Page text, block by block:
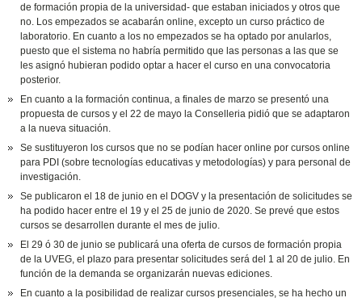
de formación propia de la universidad- que estaban iniciados y otros que
no. Los empezados se acabarán online, excepto un curso práctico de
laboratorio. En cuanto a los no empezados se ha optado por anularlos,
puesto que el sistema no habría permitido que las personas a las que se
les asignó hubieran podido optar a hacer el curso en una convocatoria
posterior.
En cuanto a la formación continua, a finales de marzo se presentó una
propuesta de cursos y el 22 de mayo la Conselleria pidió que se adaptaron
a la nueva situación.
Se sustituyeron los cursos que no se podían hacer online por cursos online
para PDI (sobre tecnologías educativas y metodologías) y para personal de
investigación.
Se publicaron el 18 de junio en el DOGV y la presentación de solicitudes se
ha podido hacer entre el 19 y el 25 de junio de 2020. Se prevé que estos
cursos se desarrollen durante el mes de julio.
El 29 ó 30 de junio se publicará una oferta de cursos de formación propia
de la UVEG, el plazo para presentar solicitudes será del 1 al 20 de julio. En
función de la demanda se organizarán nuevas ediciones.
En cuanto a la posibilidad de realizar cursos presenciales, se ha hecho un